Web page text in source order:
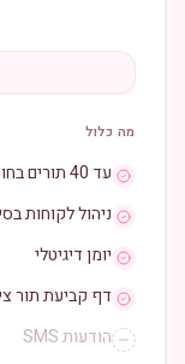
מה כלול
עד 40 תורים בחודש
ניהול לקוחות
יומן דיגיטלי
דף קביעת תור
הודעות SMS